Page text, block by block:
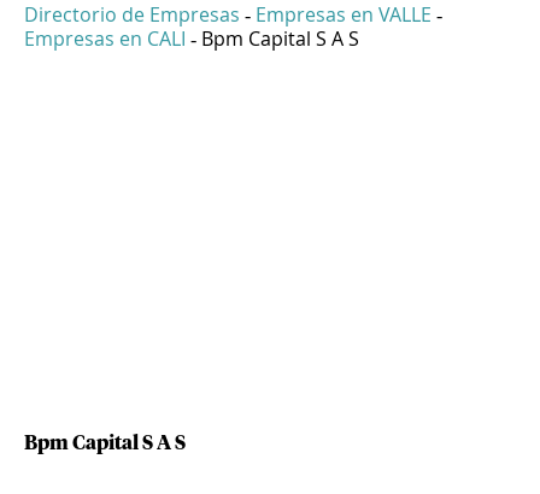
Directorio de Empresas - Empresas en VALLE -
Empresas en CALI - Bpm Capital S A S
Bpm Capital S A S